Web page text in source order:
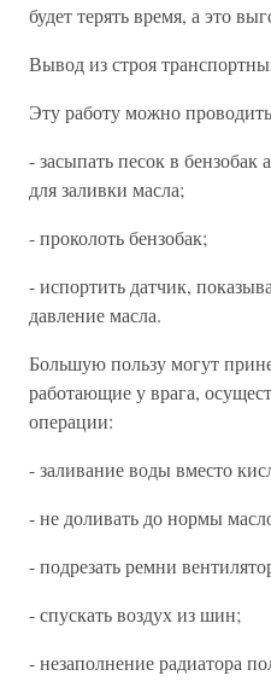
будет терять время, а это
Вывод из строя
Эту работу можно
- засыпать песок в
для заливки масла;
- проколоть бензобак;
- испортить датчик,
давление масла.
Большую пользу могут
работающие у врага,
операции:
- заливание воды вместо
- не доливать до нормы
- подрезать ремни
- спускать воздух из шин;
- незаполнение радиатора